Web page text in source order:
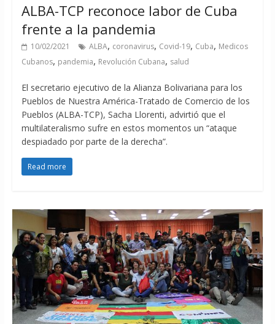
ALBA-TCP reconoce labor de Cuba
frente a la pandemia
10/02/2021 ALBA, coronavirus, Covid-19, Cuba, Medicos
Cubanos, pandemia, Revolución Cubana, salud
El secretario ejecutivo de la Alianza Bolivariana para los
Pueblos de Nuestra América-Tratado de Comercio de los
Pueblos (ALBA-TCP), Sacha Llorenti, advirtió que el
multilateralismo sufre en estos momentos un “ataque
despiadado por parte de la derecha”.
Read more